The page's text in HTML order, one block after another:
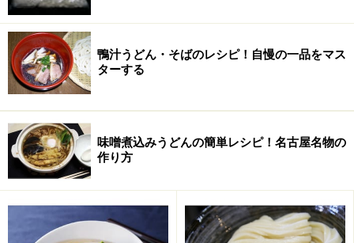
分量はグラムで管理する。今回は塩10ｇ水90ｇで100ｇ
の食塩水を作る。(10％塩水)
水を混ぜてかき回した状態
ボールに小麦粉を入れて塩水を入れたら指先でよく水と
粉を混ぜ合わせる。
鴨汁うどん・そばのレシピ！自慢の一品をマス
ターする
味噌煮込みうどんの簡単レシピ！名古屋名物の
作り方